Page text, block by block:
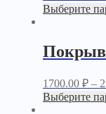
Выберите
1700.00 ₽–
Выберите